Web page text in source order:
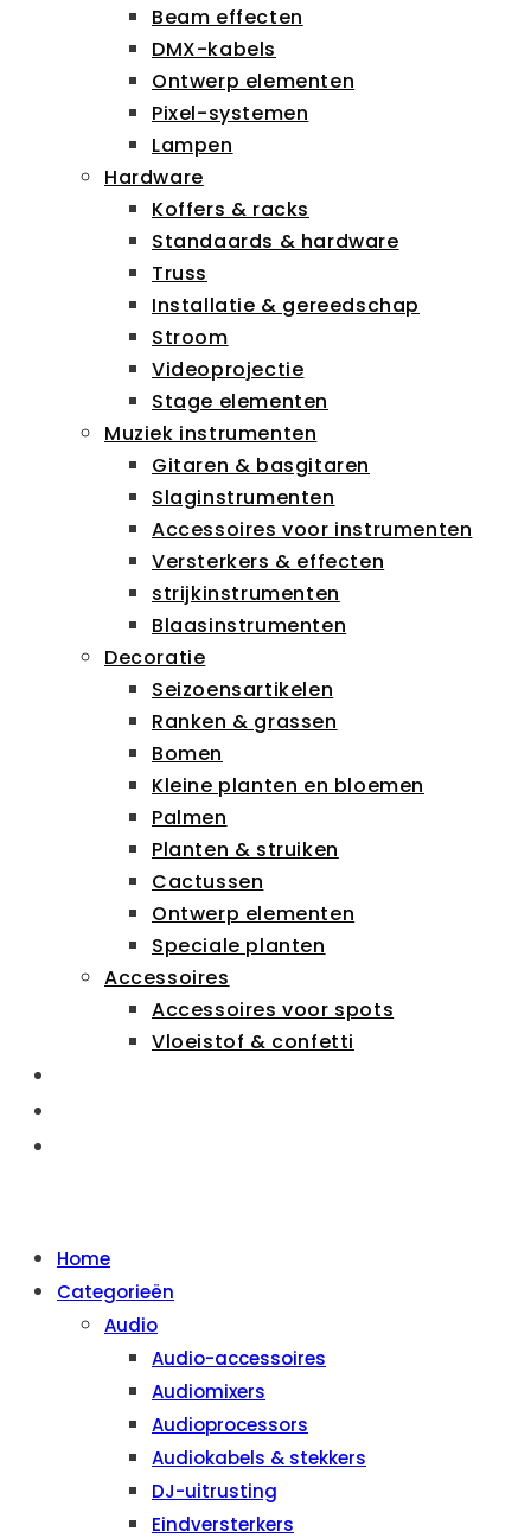
Beam effecten
DMX-kabels
Ontwerp elementen
Pixel-systemen
Lampen
Hardware
Koffers & racks
Standaards & hardware
Truss
Installatie & gereedschap
Stroom
Videoprojectie
Stage elementen
Muziek instrumenten
Gitaren & basgitaren
Slaginstrumenten
Accessoires voor instrumenten
Versterkers & effecten
strijkinstrumenten
Blaasinstrumenten
Decoratie
Seizoensartikelen
Ranken & grassen
Bomen
Kleine planten en bloemen
Palmen
Planten & struiken
Cactussen
Ontwerp elementen
Speciale planten
Accessoires
Accessoires voor spots
Vloeistof & confetti
Home
Categorieën
Audio
Audio-accessoires
Audiomixers
Audioprocessors
Audiokabels & stekkers
DJ-uitrusting
Eindversterkers